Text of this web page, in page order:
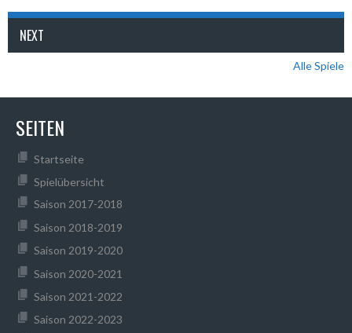
NEXT
Alle Spiele
SEITEN
Startseite
Spielübersicht
Saison 2017-2018
Saison 2018-2019
Saison 2019-2020
Saison 2020-2021
Saison 2021-2022
Saison 2022-2023